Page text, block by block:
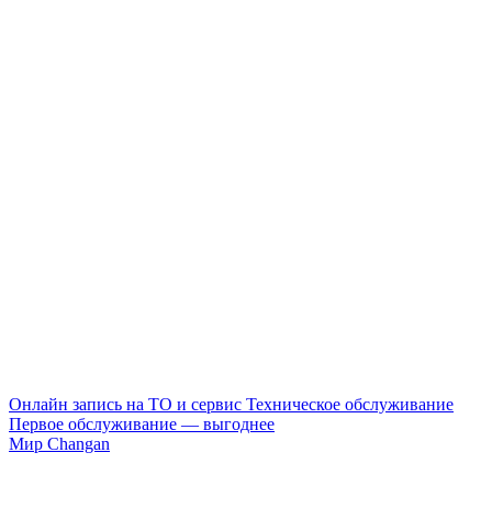
Онлайн запись на ТО и сервис Техническое обслуживание
Первое обслуживание — выгоднее
Мир Changan